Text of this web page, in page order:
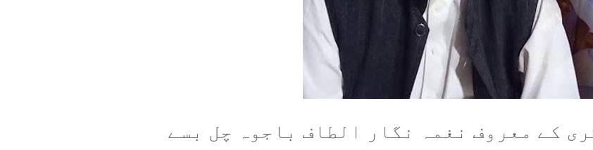
کے معروف نغمہ نگار الطاف باجوہ چل بسے